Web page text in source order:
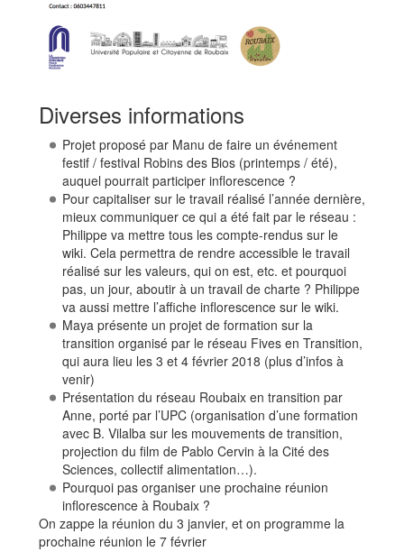
Diverses informations
Projet proposé par Manu de faire un événement
festif / festival Robins des Bios (printemps / été),
auquel pourrait participer inflorescence ?
Pour capitaliser sur le travail réalisé l’année dernière,
mieux communiquer ce qui a été fait par le réseau :
Philippe va mettre tous les compte-rendus sur le
wiki. Cela permettra de rendre accessible le travail
réalisé sur les valeurs, qui on est, etc. et pourquoi
pas, un jour, aboutir à un travail de charte ? Philippe
va aussi mettre l’affiche inflorescence sur le wiki.
Maya présente un projet de formation sur la
transition organisé par le réseau Fives en Transition,
qui aura lieu les 3 et 4 février 2018 (plus d’infos à
venir)
Présentation du réseau Roubaix en transition par
Anne, porté par l’UPC (organisation d’une formation
avec B. Vilalba sur les mouvements de transition,
projection du film de Pablo Cervin à la Cité des
Sciences, collectif alimentation…).
Pourquoi pas organiser une prochaine réunion
inflorescence à Roubaix ?
On zappe la réunion du 3 janvier, et on programme la
prochaine réunion le 7 février